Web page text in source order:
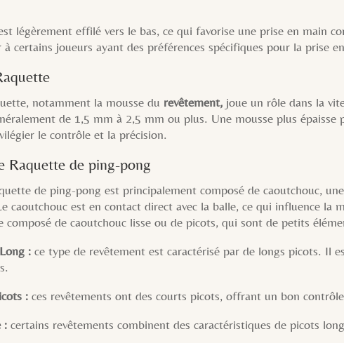
légèrement effilé vers le bas, ce qui favorise une prise en main
certains joueurs ayant des préférences spécifiques pour la prise
notamment la mousse du revêtement, joue un rôle dans la
de 1,5 mm à 2,5 mm ou plus. Une mousse plus
le contrôle et la précision.
Raquette de ping-pong
de ping-pong est principalement composé de caoutchouc,
caoutchouc est en contact direct avec la balle, ce qui influence
composé de caoutchouc lisse ou de picots, qui sont de petits
:ce type de revêtement est caractérisé par de longs picots.
:ces revêtements ont des courts picots, offrant un bon
:certains revêtements combinent des caractéristiques de picots